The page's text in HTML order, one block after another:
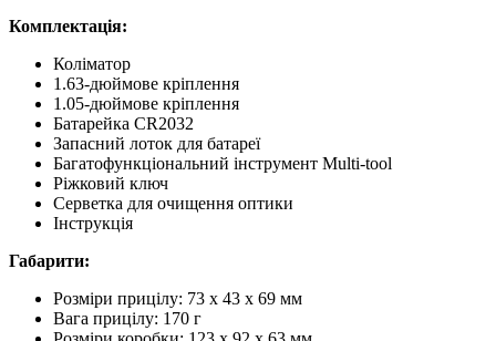
Комплектація:
Коліматор
1.63-дюймове кріплення
1.05-дюймове кріплення
Батарейка CR2032
Запасний лоток для батареї
Багатофункціональний інструмент Multi-tool
Ріжковий ключ
Серветка для очищення оптики
Інструкція
Габарити:
Розміри прицілу: 73 x 43 x 69 мм
Вага прицілу: 170 г